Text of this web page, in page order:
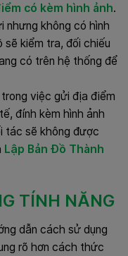
có kèm hình ảnh.
nhưng không có hình
sẽ kiểm tra, đối chiếu
có trên hệ thống để
việc gửi địa điểm
đính kèm hình ảnh
tác sẽ không được
Lập Bản Đồ Thành
TÍNH NĂNG
dẫn cách sử dụng
rõ hơn cách thức